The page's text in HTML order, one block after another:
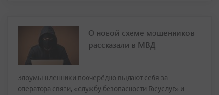
О новой схеме мошенников
рассказали в МВД
Злоумышленники поочерёдно выдают себя за
оператора связи, «службу безопасности Госуслуг» и